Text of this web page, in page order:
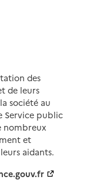
des
de leurs
société au
Service public
nombreux
et
aidants.